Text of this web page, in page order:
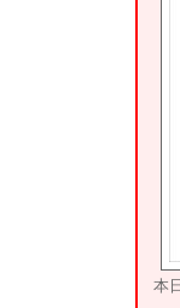
本